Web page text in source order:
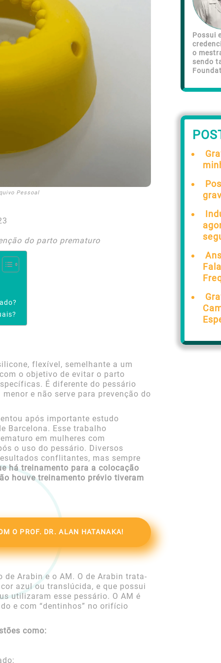
Pessoal
do parto prematuro
flexível, semelhante a um
o objetivo de evitar o parto
É diferente do pessário
e não serve para prevenção do
após importante estudo
Barcelona. Esse trabalho
em mulheres com
o uso do pessário. Diversos
conflitantes, mas sempre
há treinamento para a colocação
houve treinamento prévio tiveram
O PROF. DR. ALAN HATANAKA!
Arabin e o AM. O de Arabin trata-
azul ou translúcida, e que possui
utilizaram esse pessário. O AM é
e com “dentinhos” no orifício
como:
Possui
o
sendo